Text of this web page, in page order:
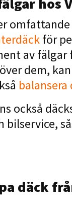
för
av fälgar
dem,
också
bilservice,
däck